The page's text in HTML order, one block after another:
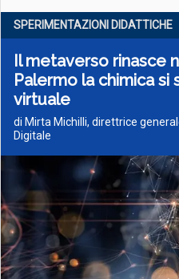
SPERIMENTAZIONI DIDATTICHE
Il metaverso rinasce
Palermo la chimica si
virtuale
di Mirta Michilli, direttrice
Digitale